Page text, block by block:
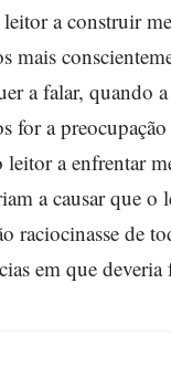
a construir
mais
a falar, quando
for a
a enfrentar
a causar que o
raciocinasse de
em que deveria